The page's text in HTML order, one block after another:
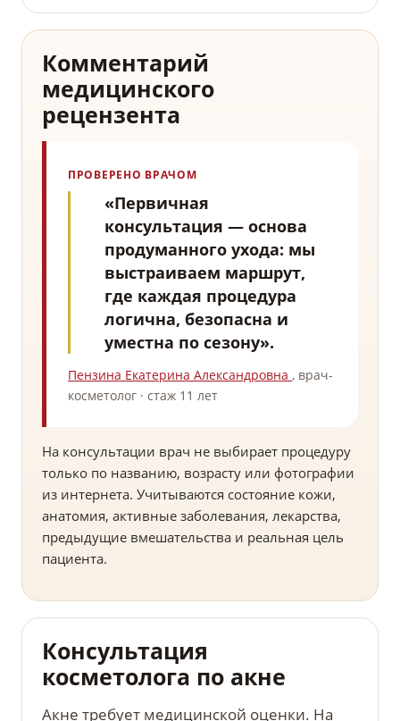
Комментарий
медицинского
рецензента
ПРОВЕРЕНО ВРАЧОМ
«Первичная
консультация — основа
продуманного ухода: мы
выстраиваем маршрут,
где каждая процедура
логична, безопасна и
уместна по сезону».
Пензина Екатерина Александровна , врач-
косметолог · стаж 11 лет
На консультации врач не выбирает процедуру
только по названию, возрасту или фотографии
из интернета. Учитываются состояние кожи,
анатомия, активные заболевания, лекарства,
предыдущие вмешательства и реальная цель
пациента.
Консультация
косметолога по акне
Акне требует медицинской оценки. На